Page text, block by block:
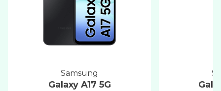
samsung
Galaxy A17 5G